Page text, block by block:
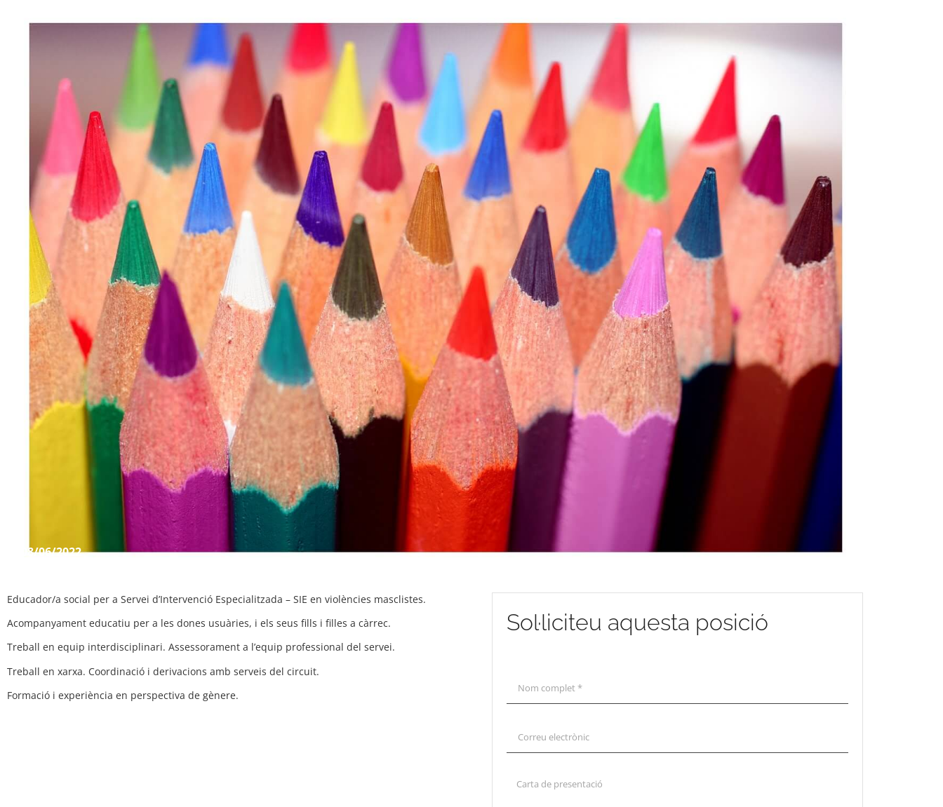
08/06/2022
Educador/a social per a Servei d’Intervenció Especialitzada – SIE en violències masclistes.
Acompanyament educatiu per a les dones usuàries, i els seus fills i filles a càrrec.
Treball en equip interdisciplinari. Assessorament a l’equip professional del servei.
Treball en xarxa. Coordinació i derivacions amb serveis del circuit.
Formació i experiència en perspectiva de gènere.
Sol·liciteu aquesta posició